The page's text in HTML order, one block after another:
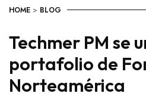
HOME > BLOG
Techmer PM se
portafolio de
Norteamérica